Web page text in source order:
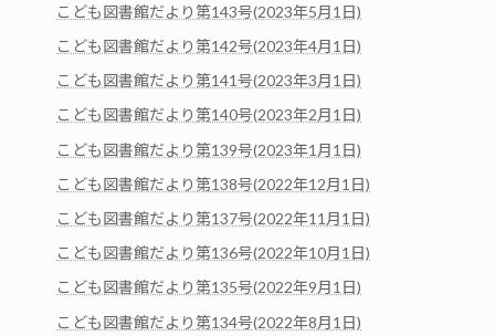
こども図書館だより第143号(2023年5月1日)
こども図書館だより第142号(2023年4月1日)
こども図書館だより第141号(2023年3月1日)
こども図書館だより第140号(2023年2月1日)
こども図書館だより第139号(2023年1月1日)
こども図書館だより第138号(2022年12月1日)
こども図書館だより第137号(2022年11月1日)
こども図書館だより第136号(2022年10月1日)
こども図書館だより第135号(2022年9月1日)
こども図書館だより第134号(2022年8月1日)